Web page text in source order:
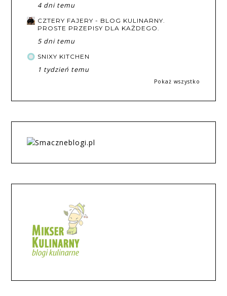
4 dni temu
CZTERY FAJERY - BLOG KULINARNY.
PROSTE PRZEPISY DLA KAŻDEGO.
5 dni temu
SNIXY KITCHEN
1 tydzień temu
Pokaż wszystko